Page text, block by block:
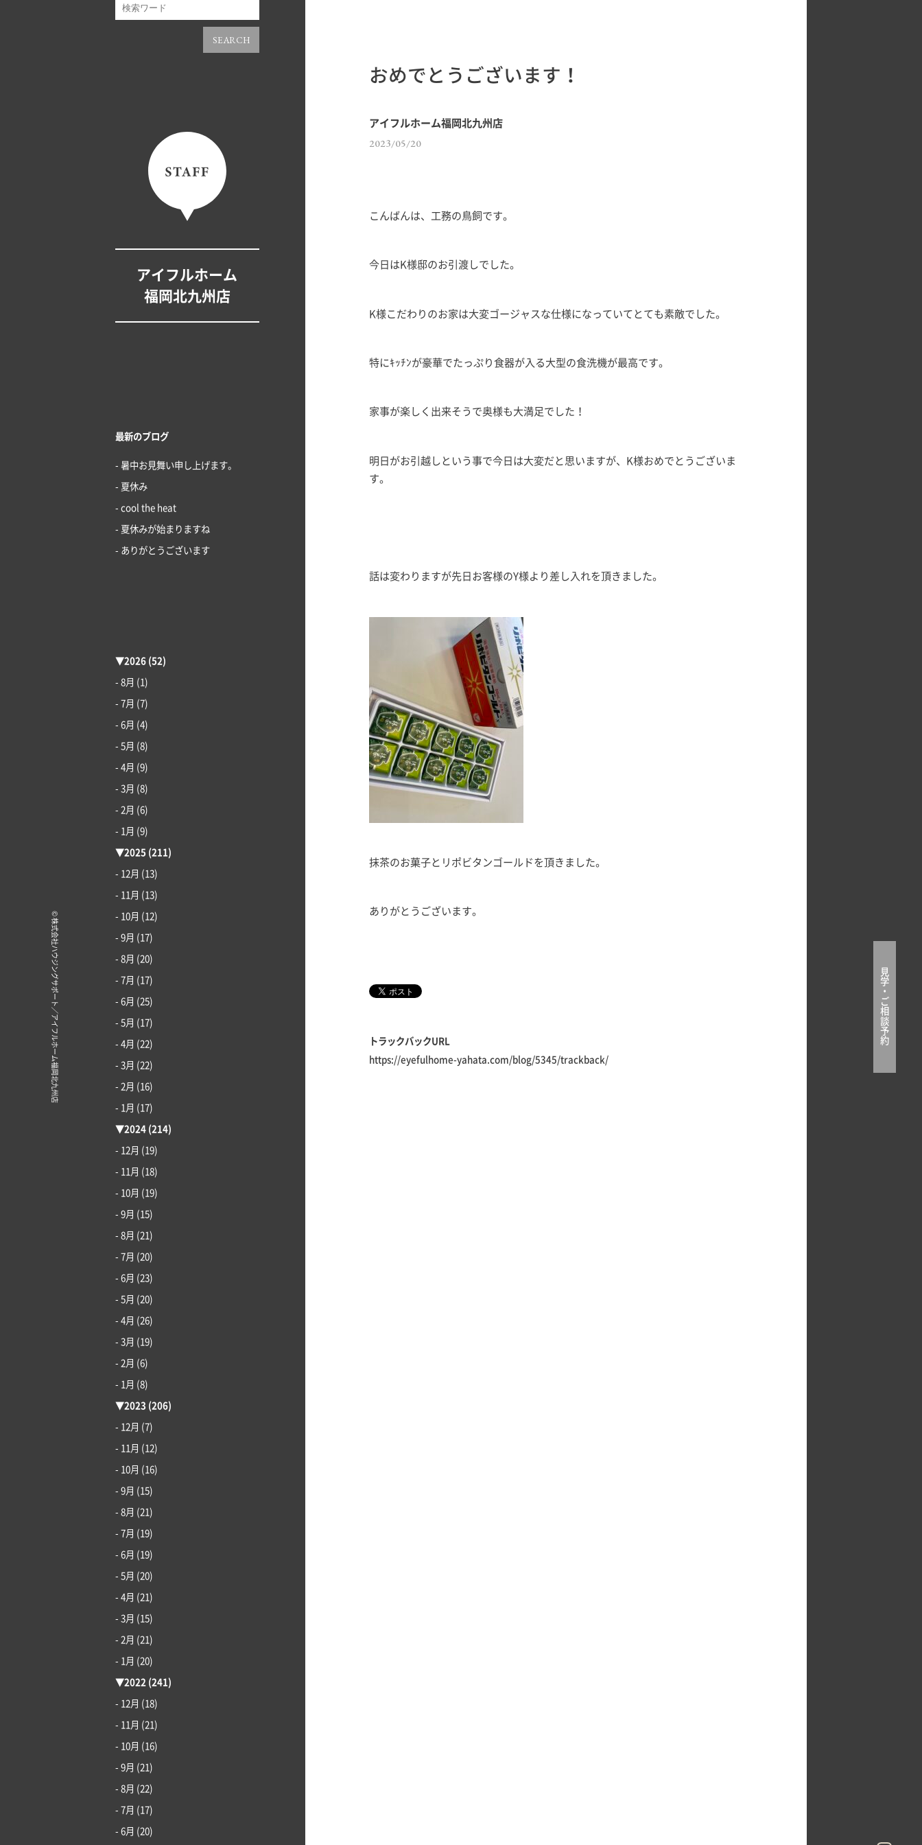
見
学
・
ご
相
談
予
約
おめでとうございます！
アイフルホーム福岡北九州店
2023/05/20
こんばんは、工務の鳥飼です。
今日はK様邸のお引渡しでした。
K様こだわりのお家は大変ゴージャスな仕様になっていてとても素敵でした。
特にｷｯﾁﾝが豪華でたっぷり食器が入る大型の食洗機が最高です。
家事が楽しく出来そうで奥様も大満足でした！
明日がお引越しという事で今日は大変だと思いますが、K様おめでとうございま
す。
話は変わりますが先日お客様のY様より差し入れを頂きました。
抹茶のお菓子とリポビタンゴールドを頂きました。
ありがとうございます。
トラックバックURL
https://eyefulhome-yahata.com/blog/5345/trackback/
SEARCH
アイフルホーム
福岡北九州店
最新のブログ
- 暑中お見舞い申し上げます。
- 夏休み
- cool the heat
- 夏休みが始まりますね
- ありがとうございます
▼2026 (52)
- 8月 (1)
- 7月 (7)
- 6月 (4)
- 5月 (8)
- 4月 (9)
- 3月 (8)
- 2月 (6)
- 1月 (9)
▼2025 (211)
- 12月 (13)
- 11月 (13)
- 10月 (12)
- 9月 (17)
- 8月 (20)
- 7月 (17)
- 6月 (25)
- 5月 (17)
- 4月 (22)
- 3月 (22)
- 2月 (16)
- 1月 (17)
▼2024 (214)
- 12月 (19)
- 11月 (18)
- 10月 (19)
- 9月 (15)
- 8月 (21)
- 7月 (20)
- 6月 (23)
- 5月 (20)
- 4月 (26)
- 3月 (19)
- 2月 (6)
- 1月 (8)
▼2023 (206)
- 12月 (7)
- 11月 (12)
- 10月 (16)
- 9月 (15)
- 8月 (21)
- 7月 (19)
- 6月 (19)
- 5月 (20)
- 4月 (21)
- 3月 (15)
- 2月 (21)
- 1月 (20)
▼2022 (241)
- 12月 (18)
- 11月 (21)
- 10月 (16)
- 9月 (21)
- 8月 (22)
- 7月 (17)
- 6月 (20)
© 株式会社ハウジングサポート／アイフルホーム福岡北九州店